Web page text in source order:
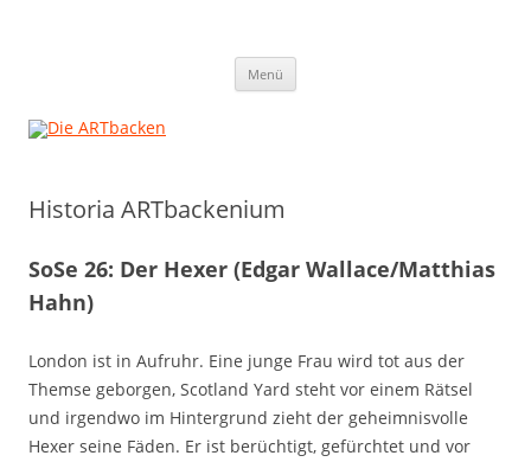
Menü
Historia ARTbackenium
SoSe 26: Der Hexer (Edgar Wallace/Matthias
Hahn)
London ist in Aufruhr. Eine junge Frau wird tot aus der
Themse geborgen, Scotland Yard steht vor einem Rätsel
und irgendwo im Hintergrund zieht der geheimnisvolle
Hexer seine Fäden. Er ist berüchtigt, gefürchtet und vor